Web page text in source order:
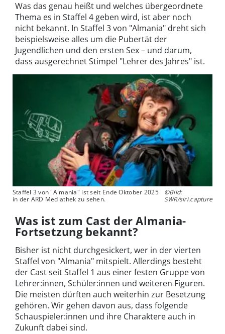
Was das genau heißt und welches übergeordnete
Thema es in Staffel 4 geben wird, ist aber noch
nicht bekannt. In Staffel 3 von "Almania" dreht sich
beispielsweise alles um die Pubertät der
Jugendlichen und den ersten Sex – und darum,
dass ausgerechnet Stimpel "Lehrer des Jahres" ist.
Staffel 3 von "Almania" ist seit Ende Oktober 2025
in der ARD Mediathek zu sehen.
©Bild:
SWR/siri.capture
Was ist zum Cast der Almania-
Fortsetzung bekannt?
Bisher ist nicht durchgesickert, wer in der vierten
Staffel von "Almania" mitspielt. Allerdings besteht
der Cast seit Staffel 1 aus einer festen Gruppe von
Lehrer:innen, Schüler:innen und weiteren Figuren.
Die meisten dürften auch weiterhin zur Besetzung
gehören. Wir gehen davon aus, dass folgende
Schauspieler:innen und ihre Charaktere auch in
Zukunft dabei sind.